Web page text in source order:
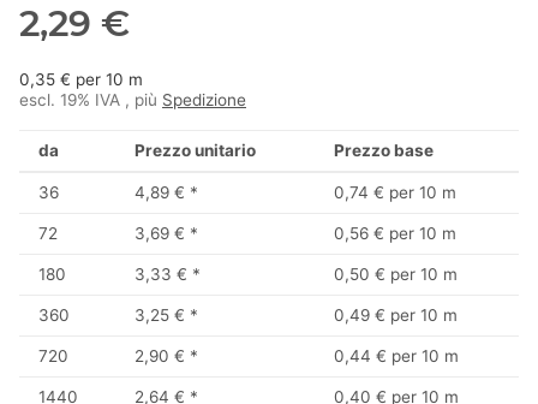
2,29 €
0,35 € per 10 m
escl. 19% IVA , più Spedizione
da Prezzo unitario Prezzo base
36 4,89 € * 0,74 € per 10 m
72 3,69 € * 0,56 € per 10 m
180 3,33 € * 0,50 € per 10 m
360 3,25 € * 0,49 € per 10 m
720 2,90 € * 0,44 € per 10 m
1440 2,64 € * 0,40 € per 10 m